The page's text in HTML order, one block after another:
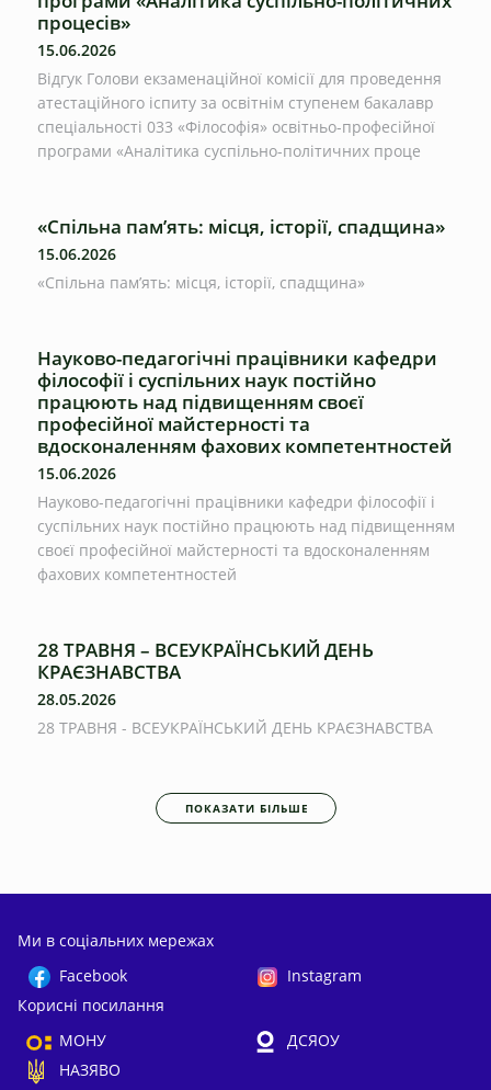
процесів»
15.06.2026
Відгук Голови екзаменаційної комісії для проведення
атестаційного іспиту за освітнім ступенем бакалавр
спеціальності 033 «Філософія» освітньо-професійної
програми «Аналітика суспільно-політичних проце
«Спільна пам’ять: місця, історії, спадщина»
15.06.2026
«Спільна пам’ять: місця, історії, спадщина»
Науково-педагогічні працівники кафедри
філософії і суспільних наук постійно
працюють над підвищенням своєї
професійної майстерності та
вдосконаленням фахових компетентностей
15.06.2026
Науково-педагогічні працівники кафедри філософії і
суспільних наук постійно працюють над підвищенням
своєї професійної майстерності та вдосконаленням
фахових компетентностей
28 ТРАВНЯ – ВСЕУКРАЇНСЬКИЙ ДЕНЬ
КРАЄЗНАВСТВА
28.05.2026
28 ТРАВНЯ - ВСЕУКРАЇНСЬКИЙ ДЕНЬ КРАЄЗНАВСТВА
ПОКАЗАТИ БІЛЬШЕ
Ми в соціальних мережах
Facebook
Instagram
Корисні посилання
МОНУ
ДСЯОУ
НАЗЯВО